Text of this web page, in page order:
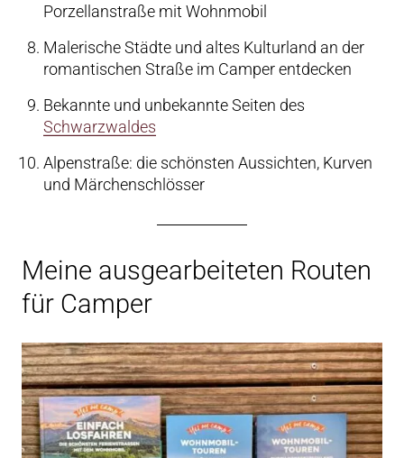
Porzellanstraße mit Wohnmobil
Malerische Städte und altes Kulturland an der
romantischen Straße im Camper entdecken
Bekannte und unbekannte Seiten des
Schwarzwaldes
Alpenstraße: die schönsten Aussichten, Kurven
und Märchenschlösser
Meine ausgearbeiteten Routen
für Camper